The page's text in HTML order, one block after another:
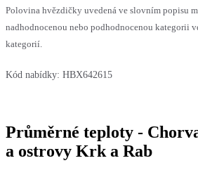
Polovina hvězdičky uvedená ve slovním popisu
nadhodnocenou nebo podhodnocenou kategorii
kategorií.
Kód nabídky: HBX642615
Průměrné teploty -
a ostrovy Krk a Rab